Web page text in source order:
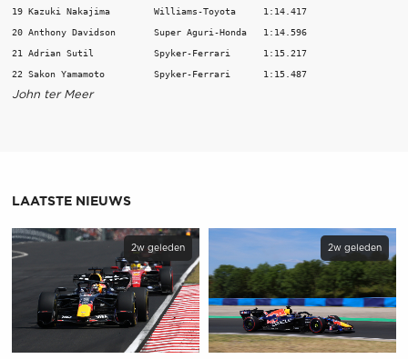
19 Kazuki Nakajima        Williams-Toyota     1:14.417
20 Anthony Davidson       Super Aguri-Honda   1:14.596
21 Adrian Sutil           Spyker-Ferrari      1:15.217
John ter Meer
LAATSTE NIEUWS
2w geleden 2w geleden